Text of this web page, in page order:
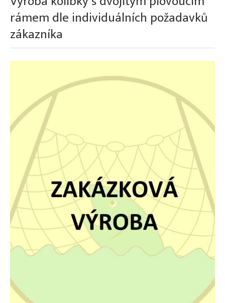
rámem dle individuálních požadavků
zákazníka